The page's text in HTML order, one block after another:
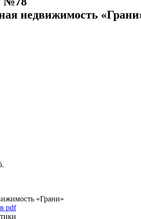
недвижимость
«Грани»
pdf